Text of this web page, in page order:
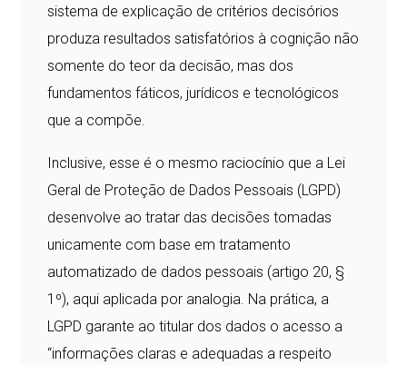
sistema de explicação de critérios decisórios
produza resultados satisfatórios à cognição não
somente do teor da decisão, mas dos
fundamentos fáticos, jurídicos e tecnológicos
que a compõe.
Inclusive, esse é o mesmo raciocínio que a Lei
Geral de Proteção de Dados Pessoais (LGPD)
desenvolve ao tratar das decisões tomadas
unicamente com base em tratamento
automatizado de dados pessoais (artigo 20, §
1º), aqui aplicada por analogia. Na prática, a
LGPD garante ao titular dos dados o acesso a
“informações claras e adequadas a respeito